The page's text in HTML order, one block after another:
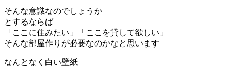
そんな意識なのでしょうか
とするならば
「ここに住みたい」「ここを貸して欲しい」
そんな部屋作りが必要なのかなと思います
なんとなく白い壁紙